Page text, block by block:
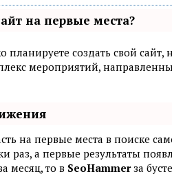
на первые места?
планируете создать свой
мероприятий,
на первые места в поиске
раз, а первые результаты
месяц, то в SeoHammerза